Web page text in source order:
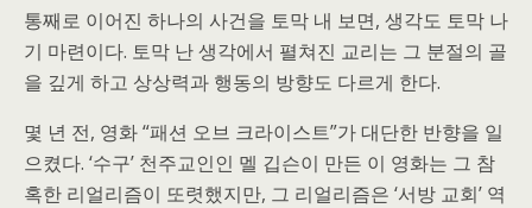
통째로 이어진 하나의 사건을 토막 내 보면, 생각도 토막 나
기 마련이다. 토막 난 생각에서 펼쳐진 교리는 그 분절의 골
을 깊게 하고 상상력과 행동의 방향도 다르게 한다.
몇 년 전, 영화 “패션 오브 크라이스트”가 대단한 반향을 일
으켰다. ‘수구’ 천주교인인 멜 깁슨이 만든 이 영화는 그 참
혹한 리얼리즘이 또렷했지만, 그 리얼리즘은 ‘서방 교회’ 역